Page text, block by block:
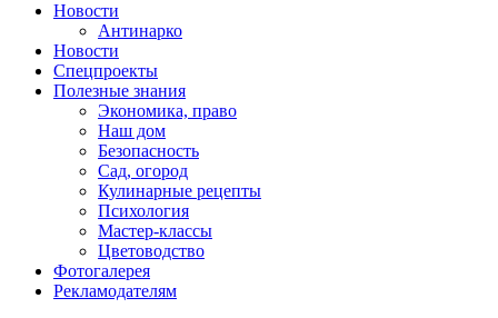
Новости
Антинарко
Новости
Спецпроекты
Полезные знания
Экономика, право
Наш дом
Безопасность
Сад, огород
Кулинарные рецепты
Психология
Мастер-классы
Цветоводство
Фотогалерея
Рекламодателям